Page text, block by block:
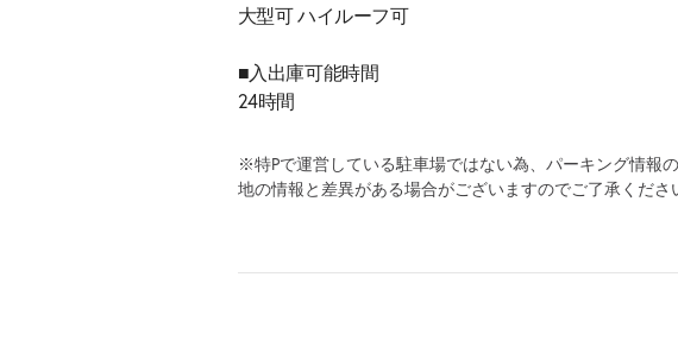
大型可 ハイルーフ可
■入出庫可能時間
24時間
※特Pで運営している駐車場ではない為、パーキング情報
地の情報と差異がある場合がございますのでご了承くださ